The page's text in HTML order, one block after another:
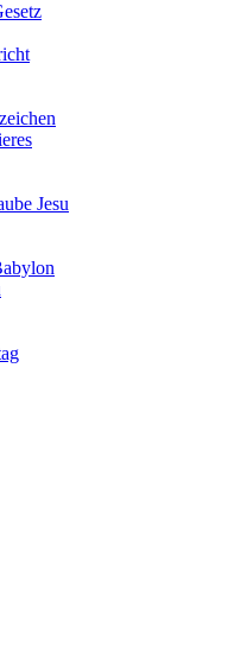
Jesu